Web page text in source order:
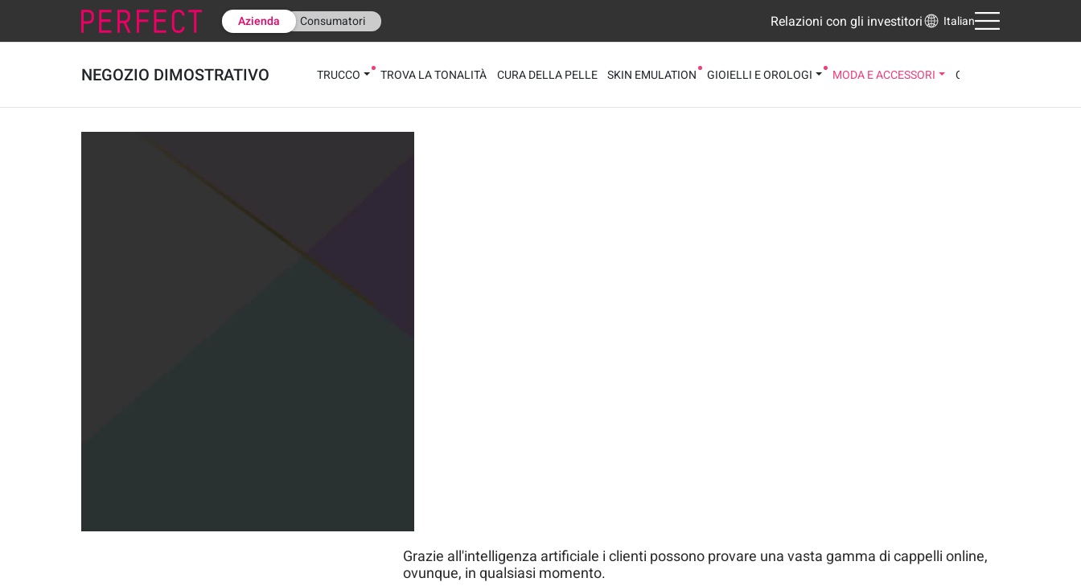
Azienda Consumatori Relazioni con gli investitori Italian
NEGOZIO DIMOSTRATIVO TRUCCO TROVA LA TONALITÀ CURA DELLA PELLE SKIN EMULATION GIOIELLI E OROLOGI MODA E ACCESSORI CALZATURE
Grazie all'intelligenza artificiale i clienti possono provare una vasta gamma di cappelli online,
ovunque, in qualsiasi momento.